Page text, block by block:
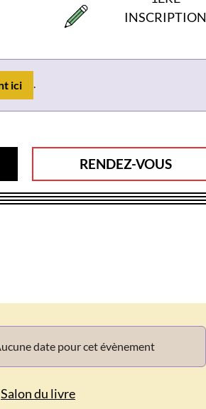
INSCRIPTION
ici .
RENDEZ-VOUS
Salon du livre
date pour cet évènement